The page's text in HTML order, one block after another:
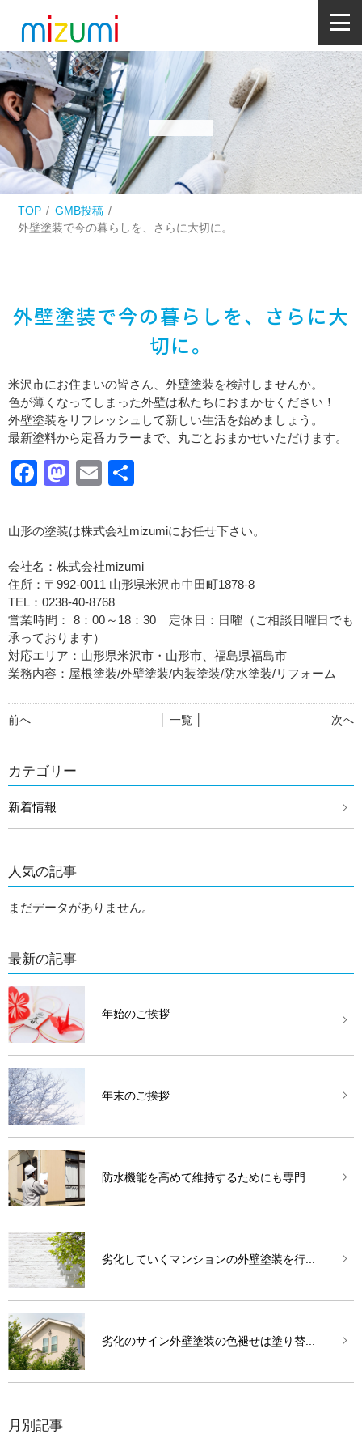
TOP
GMB投稿
外壁塗装で今の暮らしを、さらに大切に。
外壁塗装で今の暮らしを、さらに大
切に。
米沢市にお住まいの皆さん、外壁塗装を検討しませんか。
色が薄くなってしまった外壁は私たちにおまかせください！
外壁塗装をリフレッシュして新しい生活を始めましょう。
最新塗料から定番カラーまで、丸ごとおまかせいただけます。
Facebook
Mastodon
Email
山形の塗装は株式会社mizumiにお任せ下さい。
会社名：株式会社mizumi
住所：〒992-0011 山形県米沢市中田町1878-8
TEL：0238-40-8768
営業時間： 8：00～18：30 定休日：日曜（ご相談日曜日でも
承っております）
対応エリア：山形県米沢市・山形市、福島県福島市
業務内容：屋根塗装/外壁塗装/内装塗装/防水塗装/リフォーム
前へ 次へ
│ 一覧 │
カテゴリー
新着情報
人気の記事
まだデータがありません。
最新の記事
年始のご挨拶
年末のご挨拶
防水機能を高めて維持するためにも専門...
劣化していくマンションの外壁塗装を行...
劣化のサイン外壁塗装の色褪せは塗り替...
月別記事